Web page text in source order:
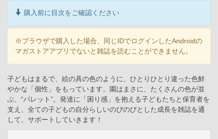
購入前に目次をご確認ください
※ブラウザで購入した場合、同じIDでログインしたAndroidの
マガストアアプリでないと雑誌を読むことができません。
子どもはまるで、絵の具の色のように、ひとりひとり違った色鮮
やかな「個性」をもっています。園はまさに、たくさんの色が並
ぶ、“パレット”。発達に「困り感」を抱える子どもたちと保育者を
支え、全ての子どもの自分らしいのびのびとした成長を雑誌を通
して、サポートしていきます！